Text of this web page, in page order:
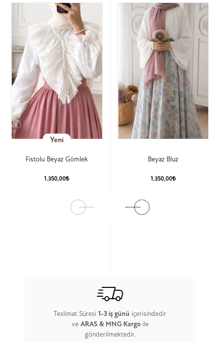
Yeni
Fistolu Beyaz Gömlek
1.350,00₺
Beyaz Bluz
1.350,00₺
Teslimat Süresi 1-3 iş günü içerisindedir
ve ARAS & MNG Kargo ile
gönderilmektedir.